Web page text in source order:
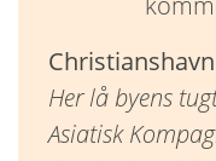
Christianshavn
Her lå byens
Asiatisk